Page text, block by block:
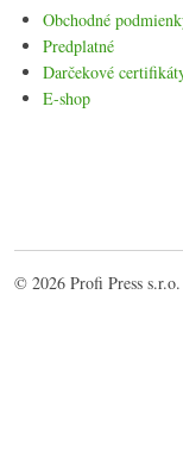
Obchodné
Predplatné
Darčekové
E-shop
© 2026 Profi Press s.r.o.